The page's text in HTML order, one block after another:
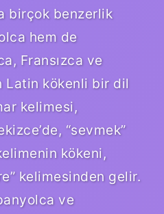
birçok benzerlik
hem de
Fransızca ve
Latin kökenli bir dil
kelimesi,
“sevmek”
kökeni,
kelimesinden gelir.
ve